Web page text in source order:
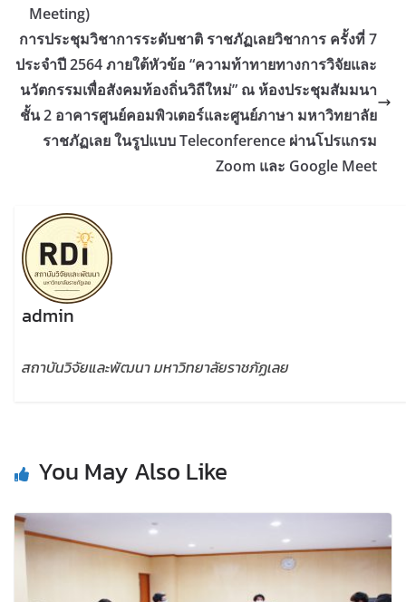
Meeting)
การประชุมวิชาการระดับชาติ ราชภัฏเลยวิชาการ ครั้งที่ 7
ประจำปี 2564 ภายใต้หัวข้อ “ความท้าทายทางการวิจัยและ
นวัตกรรมเพื่อสังคมท้องถิ่นวิถีใหม่” ณ ห้องประชุมสัมมนา
ชั้น 2 อาคารศูนย์คอมพิวเตอร์และศูนย์ภาษา มหาวิทยาลัย
ราชภัฏเลย ในรูปแบบ Teleconference ผ่านโปรแกรม
Zoom และ Google Meet
admin
สถาบันวิจัยและพัฒนา มหาวิทยาลัยราชภัฏเลย
You May Also Like